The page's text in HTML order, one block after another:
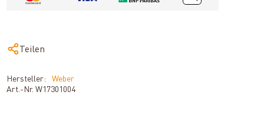
Teilen
Hersteller:
Weber
Art.-Nr.W17301004